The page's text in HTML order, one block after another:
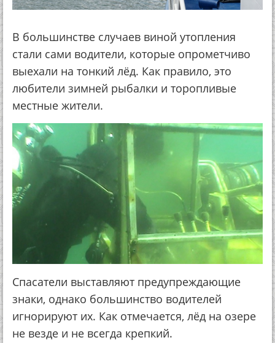
В большинстве случаев виной утопления
стали сами водители, которые опрометчиво
выехали на тонкий лёд. Как правило, это
любители зимней рыбалки и торопливые
местные жители.
Спасатели выставляют предупреждающие
знаки, однако большинство водителей
игнорируют их. Как отмечается, лёд на озере
не везде и не всегда крепкий.